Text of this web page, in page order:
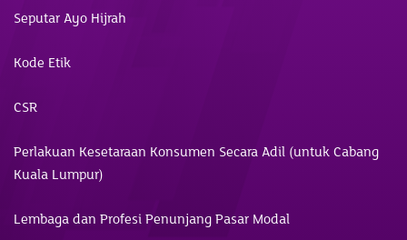
Seputar Ayo Hijrah
Kode Etik
CSR
Perlakuan Kesetaraan Konsumen Secara Adil (untuk Cabang
Kuala Lumpur)
Lembaga dan Profesi Penunjang Pasar Modal